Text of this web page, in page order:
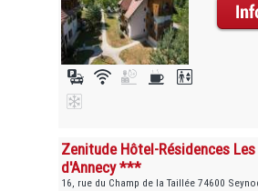
Zenitude Hôtel-Résidences
d'Annecy ***
16, rue du Champ de la Taillée 74600